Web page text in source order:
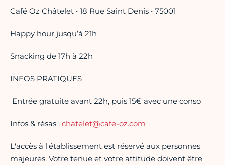
Café Oz Châtelet • 18 Rue Saint Denis • 75001
Happy hour jusqu’à 21h
Snacking de 17h à 22h
INFOS PRATIQUES
️ Entrée gratuite avant 22h, puis 15€ avec une conso
Infos & résas : chatelet@cafe-oz.com
L'accès à l'établissement est réservé aux personnes
majeures. Votre tenue et votre attitude doivent être